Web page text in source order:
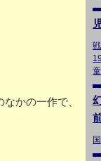
かの一作で、